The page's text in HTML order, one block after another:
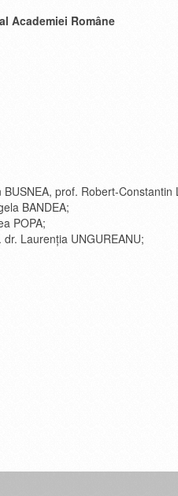
Academiei Române
prof. Robert-Constantin
BANDEA;
POPA;
Laurenţia UNGUREANU;